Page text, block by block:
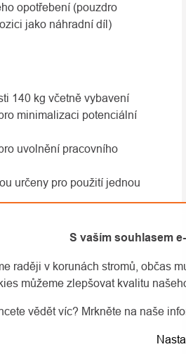
S vaším souhlasem
raději v korunách stromů, občas
můžeme zlepšovat kvalitu
vědět víc? Mrkněte na naše
opotřebení (pouzdro
jako náhradní díl)
140 kg včetně vybavení
minimalizaci potenciální
uvolnění pracovního
určeny pro použití jednou